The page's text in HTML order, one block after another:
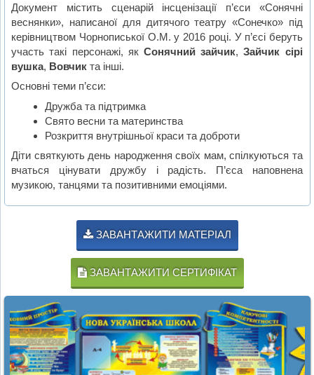
Документ містить сценарій інсценізації п’єси «Сонячні
веснянки», написаної для дитячого театру «Сонечко» під
керівництвом Чорнописької О.М. у 2016 році. У п’єсі беруть
участь такі персонажі, якСонячний зайчик,Зайчик сірі
вушка, Вовчик та інші.
Основні теми п’єси:
Дружба та підтримка
Свято весни та материнства
Розкриття внутрішньої краси та доброти
Діти святкують день народження своїх мам, спілкуються та
вчаться цінувати дружбу і радість. П’єса наповнена
музикою, танцями та позитивними емоціями.
ЗАВАНТАЖИТИ МАТЕРІАЛ
ЗАВАНТАЖИТИ СЕРТИФІКАТ